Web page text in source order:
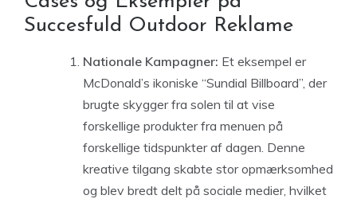
Succesfuld Outdoor Reklame
Nationale Kampagner: Et eksempel er
McDonald’s ikoniske “Sundial Billboard”, der
brugte skygger fra solen til at vise
forskellige produkter fra menuen på
forskellige tidspunkter af dagen. Denne
kreative tilgang skabte stor opmærksomhed
og blev bredt delt på sociale medier, hvilket